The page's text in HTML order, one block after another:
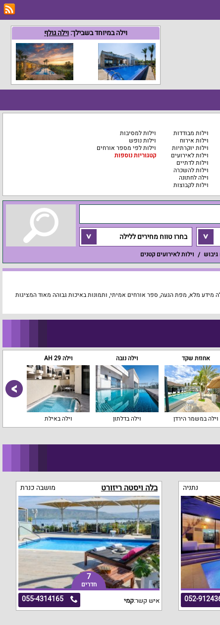
וילה במיוחד בשבילך:וילה גולף
וילות מבודדות
וילות אירוח
וילות יוקרתיות
וילות לאירועים
וילות לדתיים
וילות להשכרה
וילה לחתונה
וילות לקבוצות
וילות למסיבות
וילות נופש
וילות לפי מספר אורחים
קטגוריות נוספות
בחרו טווח מחירים ללילה
גיבוש וילות לאירועים קטנים
מידע מלא, מפת הגעה, ספר אורחים אמיתי, ותמונות באיכות גבוהה מאוד המציגות
וילה 29 AH
וילה באילת
וילה נובה
וילה בדלתון
אחוזת שקד
וילה במשמר הירדן
נתניה
052-
בלה ויסטה ריזורט מושבה כנרת
7
חדרים
055-4314165 איש קשר:קמי